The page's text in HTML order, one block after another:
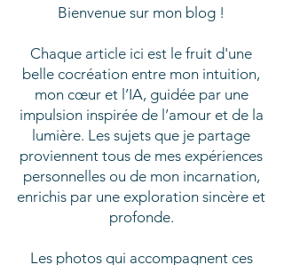
Bienvenue sur mon blog !
Chaque article ici est le fruit d'une
belle cocréation entre mon intuition,
mon cœur et l’IA, guidée par une
impulsion inspirée de l’amour et de la
lumière. Les sujets que je partage
proviennent tous de mes expériences
personnelles ou de mon incarnation,
enrichis par une exploration sincère et
profonde.
Les photos qui accompagnent ces